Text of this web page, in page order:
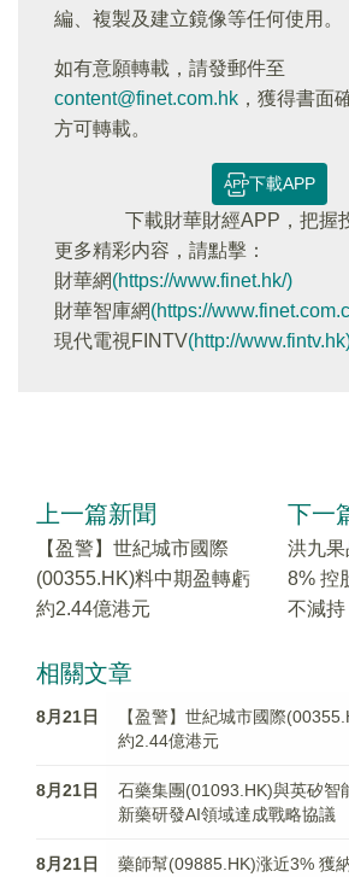
編、複製及建立鏡像等任何使用。
如有意願轉載，請發郵件至
content@finet.com.hk ，獲得書面
方可轉載。
下載APP
下載財華財經APP，把握
更多精彩内容，請點擊：
財華網(https://www.finet.hk/)
財華智庫網(https://
現代電視FINTV(http://
上一篇新聞
【盈警】世紀城市國際
(00355.HK)料中期盈轉虧
約2.44億港元
下一
洪九
8% 控
不減持
相關文章
8月21日
【盈警】世紀城市國際
約2.44億港元
8月21日
石藥集團(01093.HK)與英矽智
新藥研發AI領域達成戰略協議
8月21日
藥師幫(09885.HK)涨近3% 獲